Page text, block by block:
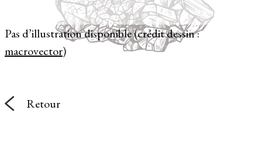
Pas d’illustration disponible (crédit dessin :
macrovector)
Retour